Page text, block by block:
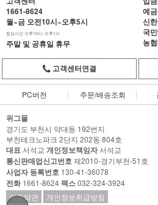
1661-8624
월~금 오전10시~오후5시
점심시간 오후12시~오후1시
주말 및 공휴일 휴무
예
신한
국민
농협
고객센터연결
PC버전 주문/배송조회
위그몰
경기도 부천시 약대동 192번지
부천테크노파크 2단지 202동 804호
대표 서석교 개인정보책임자서석교
통신판매업신고번호제2010-경기부천-51호
사업자 등록번호 130-41-36078
전화1661-8624팩스032-324-3924
이용약관
개인정보취급방침